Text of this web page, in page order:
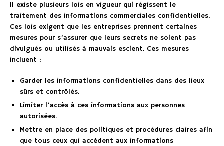
Il existe plusieurs lois en vigueur qui régissent le
traitement des informations commerciales confidentielles.
Ces lois exigent que les entreprises prennent certaines
mesures pour s’assurer que leurs secrets ne soient pas
divulgués ou utilisés à mauvais escient. Ces mesures
incluent :
Garder les informations confidentielles dans des lieux
sûrs et contrôlés.
Limiter l’accès à ces informations aux personnes
autorisées.
Mettre en place des politiques et procédures claires afin
que tous ceux qui accèdent aux informations